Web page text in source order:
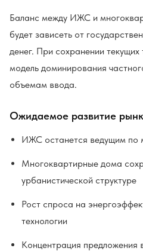
Баланс между ИЖС и
будет зависеть от
денег. При сохранении
модель доминирования
объемам ввода.
Ожидаемое развитие
ИЖС останется ведущим по
Многоквартирные дома
урбанистической структуре
Рост спроса на
технологии
Концентрация предложения